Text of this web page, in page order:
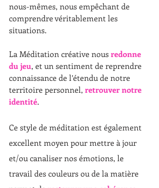
nous-mêmes, nous empêchant de
comprendre véritablement les
situations.
La Méditation créative nous redonne
du jeu, et un sentiment de reprendre
connaissance de l’étendu de notre
territoire personnel, retrouver notre
identité.
Ce style de méditation est également
excellent moyen pour mettre à jour
et/ou canaliser nos émotions, le
travail des couleurs ou de la matière